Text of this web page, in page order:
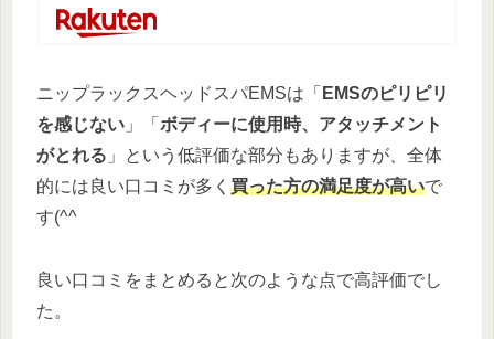
ニップラックスヘッドスパEMSは「 EMSのピリピリ
を感じない 」「 ボディーに使用時、アタッチメント
がとれる 」という低評価な部分もありますが、全体
的には良い口コミが多く 買った方の満足度が高いで
す(^^
良い口コミをまとめると次のような点で高評価でし
た。